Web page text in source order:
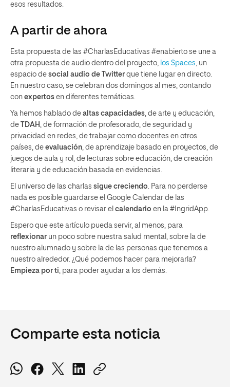
esos resultados.
A partir de ahora
Esta propuesta de las #CharlasEducativas #enabierto se une a
otra propuesta de audio dentro del proyecto,
los Spaces , un
espacio de social audio de Twitter que tiene lugar en directo.
En nuestro caso, se celebran dos domingos al mes, contando
con expertos en diferentes temáticas.
Ya hemos hablado de altas capacidades , de arte y educación,
de TDAH , de formación de profesorado, de seguridad y
privacidad en redes, de trabajar como docentes en otros
países, de evaluación , de aprendizaje basado en proyectos, de
juegos de aula y rol, de lecturas sobre educación, de creación
literaria y de educación basada en evidencias.
El universo de las charlas sigue creciendo . Para no perderse
nada es posible guardarse el Google Calendar de las
#CharlasEducativas o revisar el calendario en la #IngridApp.
Espero que este artículo pueda servir, al menos, para
reflexionar un poco sobre nuestra salud mental, sobre la de
nuestro alumnado y sobre la de las personas que tenemos a
nuestro alrededor. ¿Qué podemos hacer para mejorarla?
Empieza por ti , para poder ayudar a los demás.
Comparte esta noticia